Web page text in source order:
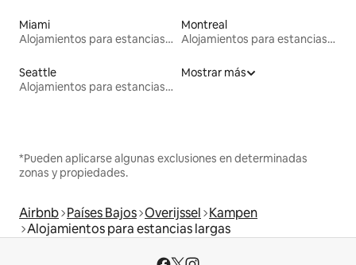
Miami
Alojamientos para estancias largas
Montreal
Alojamientos para estancias largas
Seattle
Alojamientos para estancias largas
Mostrar más
*Pueden aplicarse algunas exclusiones en determinadas
zonas y propiedades.
Airbnb Países Bajos Overijssel Kampen
Alojamientos para estancias largas